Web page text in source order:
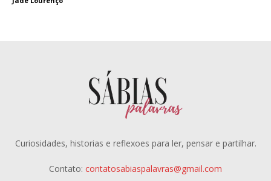
Curiosidades, historias e reflexoes para ler, pensar e partilhar.
Contato: contatosabiaspalavras@gmail.com